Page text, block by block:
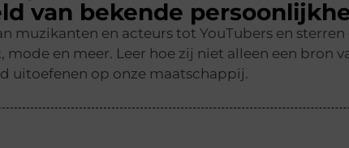
van bekende
muzikanten en acteurs tot YouTubers en
en meer. Leer hoe zij niet alleen een bron
uitoefenen op onze maatschappij.